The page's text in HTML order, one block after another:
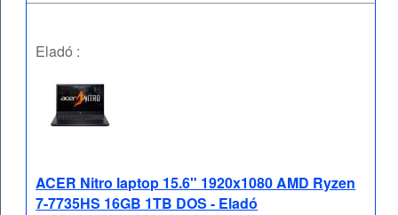
Eladó :
ACER Nitro laptop 15.6" 1920x1080 AMD Ryzen
7-7735HS 16GB 1TB DOS - Eladó